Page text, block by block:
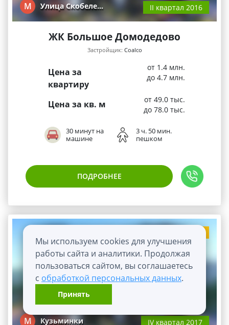
Мы используем cookies для улучшения
работы сайта и аналитики. Продолжая
пользоваться сайтом, вы соглашаетесь
с обработкой персональных данных.
Принять
М Улица Скобеле… II квартал 2016
ЖК Большое Домодедово
Застройщик: Coalco
Цена за
квартиру
от 1.4 млн.
до 4.7 млн.
Цена за кв. м
от 49.0 тыс.
до 78.0 тыс.
30 минут на
машине
3 ч. 50 мин.
пешком
ПОДРОБНЕЕ
М Кузьминки IV квартал 2017